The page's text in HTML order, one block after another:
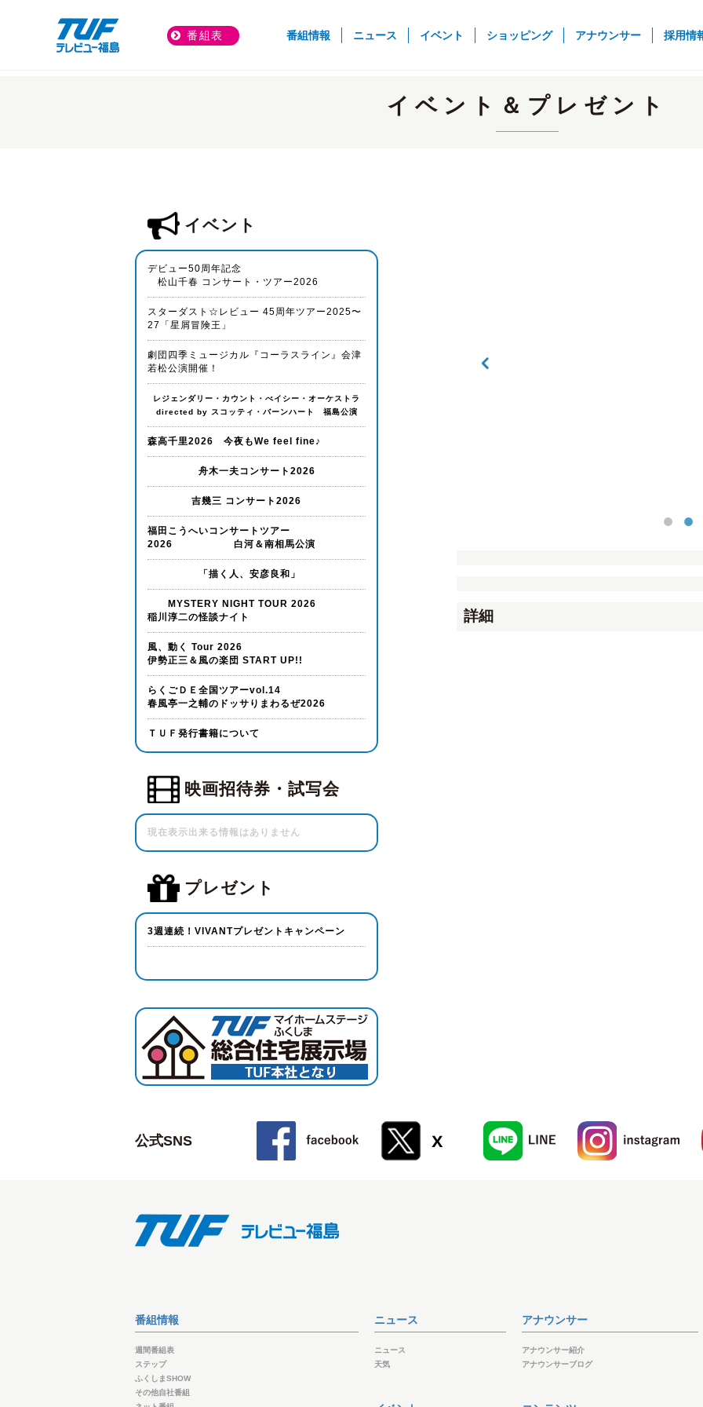
番組情報 (current)
ニュース イベント ショッピング アナウンサー 採用情
番組表
イベント＆プレゼント
イベント
デビュー50周年記念
松山千春 コンサート・ツアー2026
スターダスト☆レビュー 45周年ツアー2025〜
27「星屑冒険王」
劇団四季ミュージカル『コーラスライン』会津
若松公演開催！
レジェンダリー・カウント・べイシー・オーケストラ
directed by スコッティ・バーンハート 福島公演
森高千里2026 今夜もWe feel fine♪
舟木一夫コンサート2026
吉幾三 コンサート2026
福田こうへいコンサートツアー
2026 白河＆南相馬公演
「描く人、安彦良和」
MYSTERY NIGHT TOUR 2026
稲川淳二の怪談ナイト
風、動く Tour 2026
伊勢正三＆風の楽団 START UP!!
らくごＤＥ全国ツアーvol.14
春風亭一之輔のドッサりまわるぜ2026
ＴＵＦ発行書籍について
映画招待券・試写会
現在表示出来る情報はありません
プレゼント
3週連続！VIVANTプレゼントキャンペーン
詳細
公式SNS
番組情報
週間番組表
ステップ
ふくしまSHOW
その他自社番組
ニュース
ニュース
天気
アナウンサー
アナウンサー紹介
アナウンサーブログ